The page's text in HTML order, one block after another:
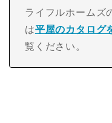
ライフルホームズ
は平屋のカタログ
覧ください。